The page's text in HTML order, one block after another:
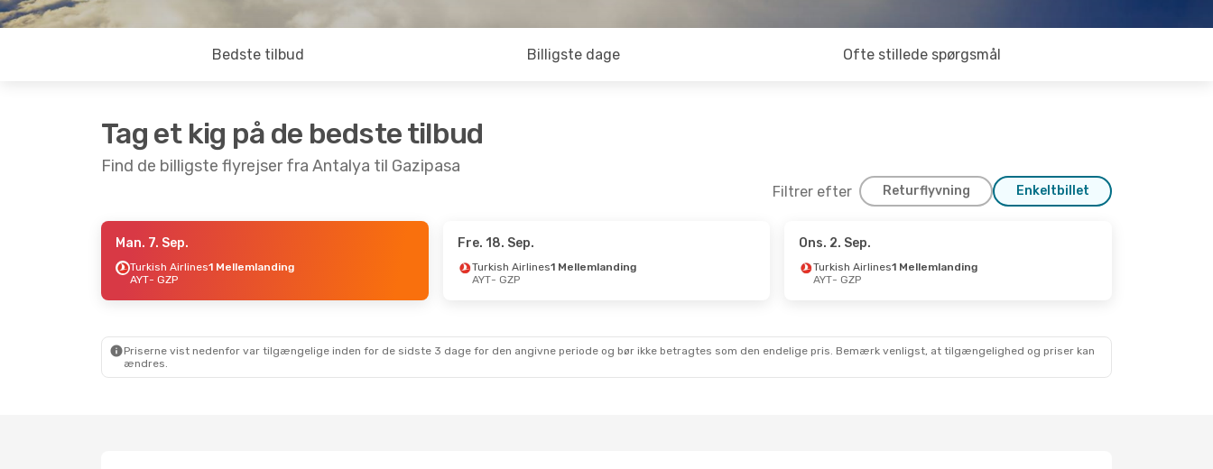
Bedste tilbud Billigste dage Ofte stillede spørgsmål
Tag et kig på de bedste tilbud
Find de billigste flyrejser fra Antalya til Gazipasa
Filtrer efter Returflyvning Enkeltbillet
- Fre. 16. Okt.
1 Mellemlanding
1 Mellemlanding
GZP - AYT - AYT
Man. 7. Sep.
Turkish Airlines1 Mellemlanding
AYT- GZP
Fre. 18. Sep.
Turkish Airlines1 Mellemlanding
AYT- GZP
Ons. 2. Sep.
Turkish Airlines1 Mellemlanding
AYT- GZP
Priserne vist nedenfor var tilgængelige inden for de sidste 3 dage for den angivne periode og bør ikke betragtes som den endelige pris. Bemærk venligst, at tilgængelighed og priser kan
ændres.